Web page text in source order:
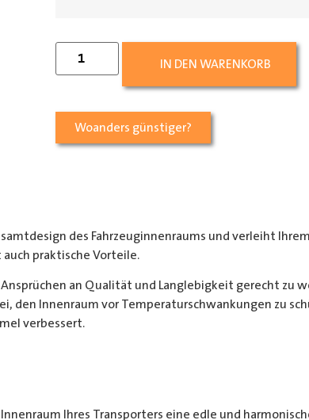
IN DEN WARENKORB
Woanders günstiger?
des Fahrzeuginnenraums und verleiht Ihrem
praktische Vorteile.
an Qualität und Langlebigkeit gerecht zu
den Innenraum vor Temperaturschwankungen zu
verbessert.
Ihres Transporters eine edle und